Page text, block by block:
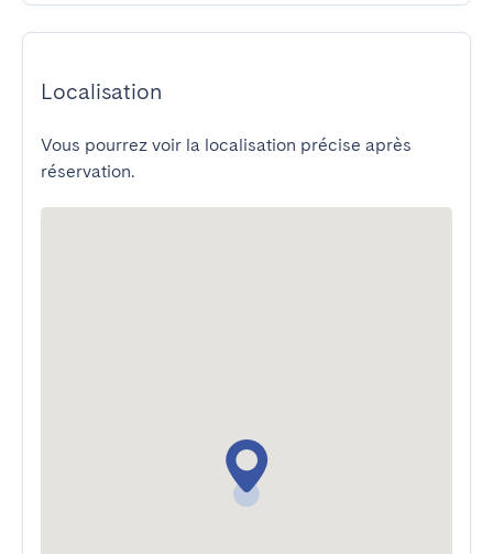
Localisation
Vous pourrez voir la localisation précise après
réservation.